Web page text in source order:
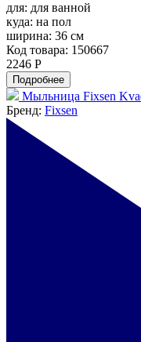
для: для ванной
куда: на пол
ширина: 36 см
Код товара: 150667
2246 Р
Подробнее
Мыльница Fixsen
Бренд: Fixsen